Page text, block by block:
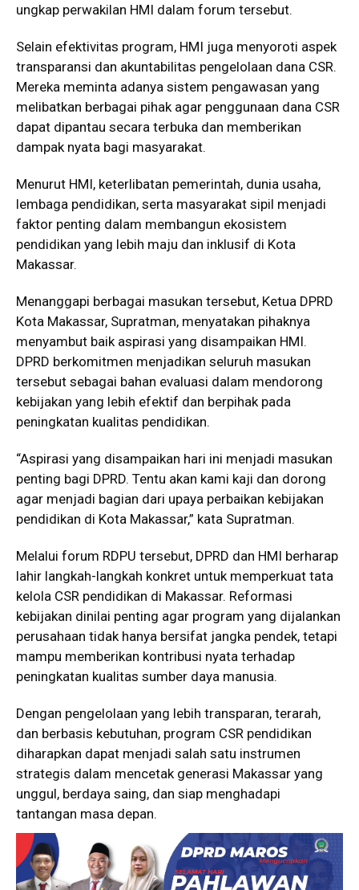
ungkap perwakilan HMI dalam forum tersebut.
Selain efektivitas program, HMI juga menyoroti aspek
transparansi dan akuntabilitas pengelolaan dana CSR.
Mereka meminta adanya sistem pengawasan yang
melibatkan berbagai pihak agar penggunaan dana CSR
dapat dipantau secara terbuka dan memberikan
dampak nyata bagi masyarakat.
Menurut HMI, keterlibatan pemerintah, dunia usaha,
lembaga pendidikan, serta masyarakat sipil menjadi
faktor penting dalam membangun ekosistem
pendidikan yang lebih maju dan inklusif di Kota
Makassar.
Menanggapi berbagai masukan tersebut, Ketua DPRD
Kota Makassar, Supratman, menyatakan pihaknya
menyambut baik aspirasi yang disampaikan HMI.
DPRD berkomitmen menjadikan seluruh masukan
tersebut sebagai bahan evaluasi dalam mendorong
kebijakan yang lebih efektif dan berpihak pada
peningkatan kualitas pendidikan.
“Aspirasi yang disampaikan hari ini menjadi masukan
penting bagi DPRD. Tentu akan kami kaji dan dorong
agar menjadi bagian dari upaya perbaikan kebijakan
pendidikan di Kota Makassar,” kata Supratman.
Melalui forum RDPU tersebut, DPRD dan HMI berharap
lahir langkah-langkah konkret untuk memperkuat tata
kelola CSR pendidikan di Makassar. Reformasi
kebijakan dinilai penting agar program yang dijalankan
perusahaan tidak hanya bersifat jangka pendek, tetapi
mampu memberikan kontribusi nyata terhadap
peningkatan kualitas sumber daya manusia.
Dengan pengelolaan yang lebih transparan, terarah,
dan berbasis kebutuhan, program CSR pendidikan
diharapkan dapat menjadi salah satu instrumen
strategis dalam mencetak generasi Makassar yang
unggul, berdaya saing, dan siap menghadapi
tantangan masa depan.